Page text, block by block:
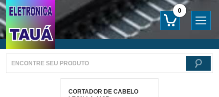
0
CORTADOR DE CABELO